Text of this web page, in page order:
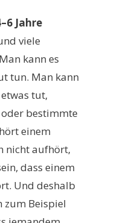
Jahre
viele
kann es
tun. Man kann
tut,
bestimmte
einem
nicht aufhört,
dass einem
Und deshalb
zum Beispiel